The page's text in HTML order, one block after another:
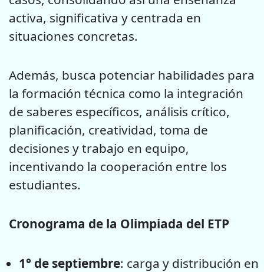
activa, significativa y centrada en
situaciones concretas.
Además, busca potenciar habilidades para
la formación técnica como la integración
de saberes específicos, análisis crítico,
planificación, creatividad, toma de
decisiones y trabajo en equipo,
incentivando la cooperación entre los
estudiantes.
Cronograma de la Olimpiada del ETP
1° de septiembre: carga y distribución en